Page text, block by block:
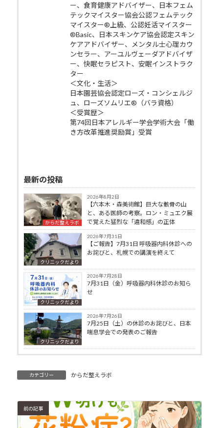
ー、食育健康アドバイザー、日本フェム
テックマイスター協会公認フェムテック
マイスター®上級、公認妊活マイスター
®Basic、日本スキンケア協会認定スキン
ケアアドバイザー、メンタル士心理カウ
ンセラー、アーユルヴェーダアドバイザ
ー、快眠セラピスト、安眠インストラク
ター
＜文化・生活＞
日本園芸協会認定ローズ・コンシェルジ
ュ、ローズソムリエ®（バラ資格）
＜受賞歴＞
第74回日本アレルギー学会学術大会「働
き方改革推進奨励賞」受賞
最新の投稿
からだ整えラボ
2026年8月2日
【六本木・森美術館】巨大な骸骨の山
と、ある医師の考察。ロン・ミュエク展
で覚えた猛烈な「違和感」の正体
クリニックだより
2026年7月31日
【ご報告】7月31日 呼吸器内科休診への
お詫びと、札幌での講演を終えて
クリニックだより
2026年7月28日
7月31日（金）呼吸器内科休診のお知ら
せ
クリニックだより
2026年7月26日
7月25日（土）の休診のお詫びと、日本
喘息学会での発表のご報告
カテゴリー からだ整えラボ
前の記事